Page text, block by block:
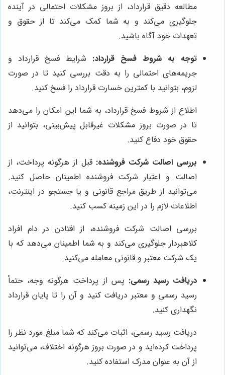
مطالعه دقیق قرارداد، از بروز مشکلات احتمالی در آینده
جلوگیری می‌کند و به شما کمک می‌کند تا از حقوق و
تعهدات خود آگاه باشید.
توجه به شروط فسخ قرارداد: شرایط فسخ قرارداد و
جریمه‌های احتمالی را به دقت بررسی کنید تا در صورت
لزوم، بتوانید با کمترین خسارت قرارداد را فسخ کنید.
اطلاع از شروط فسخ قرارداد، به شما این امکان را می‌دهد
تا در صورت بروز مشکلات غیرقابل پیش‌بینی، بتوانید از
حقوق خود دفاع کنید.
بررسی اصالت شرکت فروشنده: قبل از هرگونه پرداخت، از
اصالت و اعتبار شرکت فروشنده اطمینان حاصل کنید.
می‌توانید از طریق مراجع قانونی و یا جستجو در اینترنت،
اطلاعات لازم را در این زمینه کسب کنید.
بررسی اصالت شرکت فروشنده، از افتادن در دام افراد
کلاهبردار جلوگیری می‌کند و به شما اطمینان می‌دهد که با
یک شرکت معتبر و قانونی معامله می‌کنید.
دریافت رسید رسمی: پس از پرداخت هرگونه وجه، حتماً
رسید رسمی و معتبر دریافت کنید و آن را تا پایان قرارداد
نگهداری کنید.
دریافت رسید رسمی، اثبات می‌کند که شما مبلغ مورد نظر را
پرداخت کرده‌اید و در صورت بروز هرگونه اختلاف، می‌توانید
از آن به عنوان مدرک استفاده کنید.